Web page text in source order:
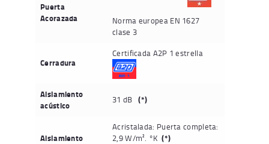
Puerta
Acorazada
Norma europea EN 1627
clase 3
Cerradura
Certificada A2P 1 estrella
Aislamiento
acústico
31 dB(*)
Aislamiento
Acristalada: Puerta completa:
2,9 W/m². °K(*)